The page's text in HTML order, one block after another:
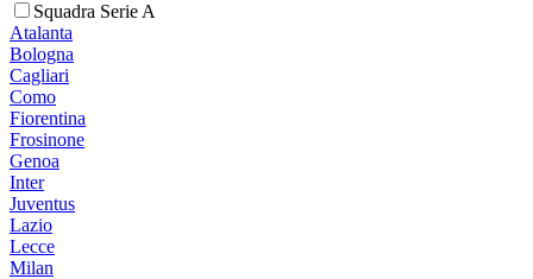
Squadra Serie A
Atalanta
Bologna
Cagliari
Como
Fiorentina
Frosinone
Genoa
Inter
Juventus
Lazio
Lecce
Milan